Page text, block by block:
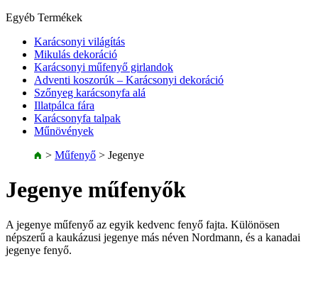
Egyéb Termékek
Karácsonyi világítás
Mikulás dekoráció
Karácsonyi műfenyő girlandok
Adventi koszorúk – Karácsonyi dekoráció
Szőnyeg karácsonyfa alá
Illatpálca fára
Karácsonyfa talpak
Műnövények
> Műfenyő > Jegenye
Jegenye műfenyők
A jegenye műfenyő az egyik kedvenc fenyő fajta. Különösen
népszerű a kaukázusi jegenye más néven Nordmann, és a kanadai
jegenye fenyő.